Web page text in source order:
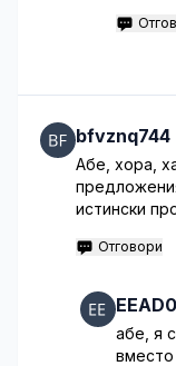
bfvznq744
Абе, хора,
истински
Отговори
абе, я